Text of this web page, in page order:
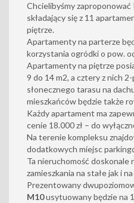
Chcielibyśmy
składający się z 11
piętrze.
Apartamenty na parterze
korzystania ogródki o pow.
Apartamenty na piętrze
9 do 14 m2, a cztery z nich
słonecznego tarasu na
mieszkańców będzie także
Każdy apartament ma
cenie 18.000 zł – do
Na terenie kompleksu
dodatkowych miejsc
Ta nieruchomość doskonale
zamieszkania na stałe jak i
Prezentowany
M10usytuowany będzie na